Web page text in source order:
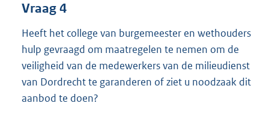
Vraag 4
Heeft het college van burgemeester en wethouders
hulp gevraagd om maatregelen te nemen om de
veiligheid van de medewerkers van de milieudienst
van Dordrecht te garanderen of ziet u noodzaak dit
aanbod te doen?